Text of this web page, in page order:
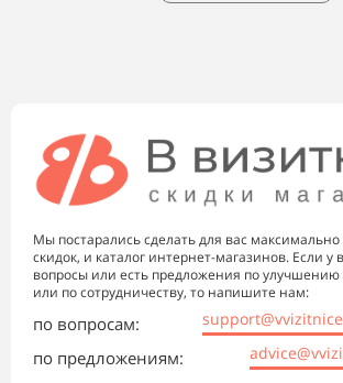
Мы постарались сделать для вас
скидок, и каталог интернет-магазинов. Если у
вопросы или есть предложения по улучшению
или по сотрудничеству, то напишите нам:
по вопросам:
по предложениям: